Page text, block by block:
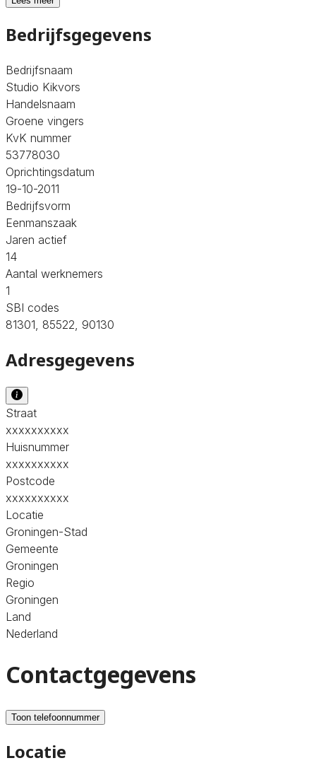
Bedrijfsgegevens
Bedrijfsnaam
Studio Kikvors
Handelsnaam
Groene vingers
KvK nummer
53778030
Oprichtingsdatum
19-10-2011
Bedrijfsvorm
Eenmanszaak
Jaren actief
14
Aantal werknemers
1
SBI codes
81301, 85522, 90130
Adresgegevens
Straat
xxxxxxxxxx
Huisnummer
xxxxxxxxxx
Postcode
xxxxxxxxxx
Locatie
Groningen-Stad
Gemeente
Groningen
Regio
Groningen
Land
Nederland
Contactgegevens
Toon telefoonnummer
Locatie